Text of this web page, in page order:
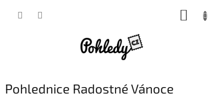
Pohlednice Radostné Vánoce